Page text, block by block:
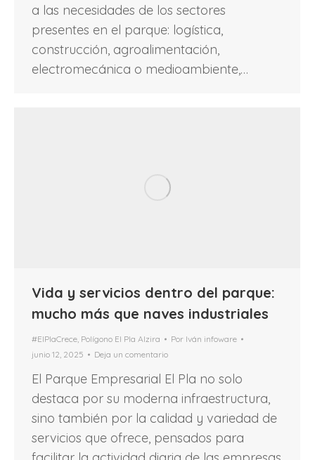
a las necesidades de los sectores
presentes en el parque: logística,
construcción, agroalimentación,
electromecánica o medioambiente,…
Vida y servicios dentro del parque:
mucho más que naves industriales
#ElPlaCrece, Polígono El Pla Alzira Por Iván infoware
junio 12, 2025
Deja un comentario
El Parque Empresarial El Pla no solo
destaca por su moderna infraestructura,
sino también por la calidad y variedad de
servicios que ofrece, pensados para